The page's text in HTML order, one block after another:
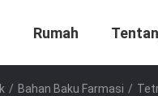
Rumah
/ Bahan Baku Farmasi /